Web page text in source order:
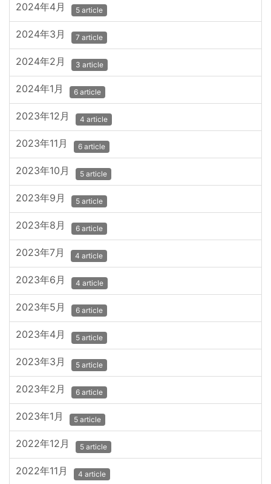
2024年4月 5 article
2024年3月 7 article
2024年2月 3 article
2024年1月 6 article
2023年12月 4 article
2023年11月 6 article
2023年10月 5 article
2023年9月 5 article
2023年8月 6 article
2023年7月 4 article
2023年6月 4 article
2023年5月 6 article
2023年4月 5 article
2023年3月 5 article
2023年2月 6 article
2023年1月 5 article
2022年12月 5 article
2022年11月 4 article